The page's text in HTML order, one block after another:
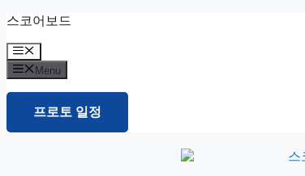
Skip
content
스코어보드
Menu
Menu
프로토 일정